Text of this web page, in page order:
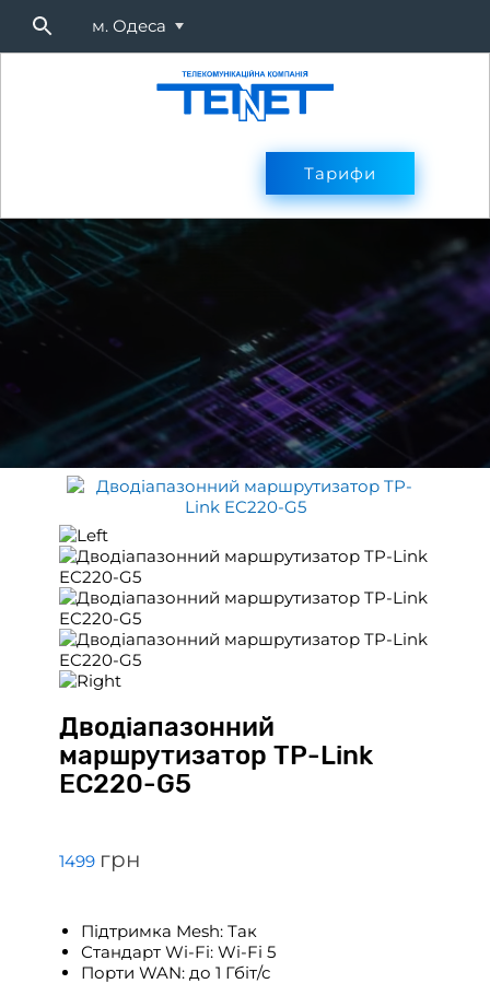
м. Одеса
Оплата
Тарифи
Дводіапазонний
маршрутизатор TP-Link
EC220-G5
1499 грн
Підтримка Mesh: Так
Стандарт Wi-Fi: Wi-Fi 5
Порти WAN: до 1 Гбіт/с